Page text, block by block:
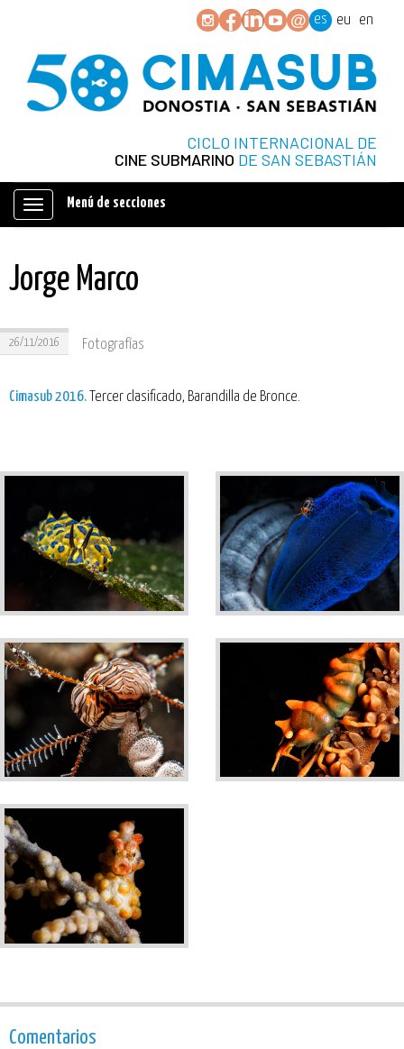
es eu en
CICLO INTERNACIONAL DE
CINE SUBMARINO DE SAN SEBASTIÁN
Mostrar/ocultar
Menú de secciones
Jorge Marco
26/11/2016 Fotografías
Cimasub 2016. Tercer clasificado, Barandilla de Bronce.
Comentarios